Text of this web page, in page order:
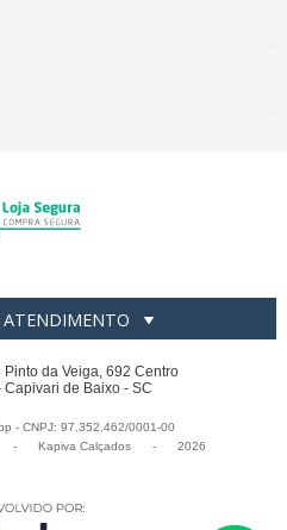
ATENDIMENTO
da Veiga, 692 Centro
de Baixo - SC
- CNPJ: 97.352.462/0001-00
- Kapiva Calçados - 2026